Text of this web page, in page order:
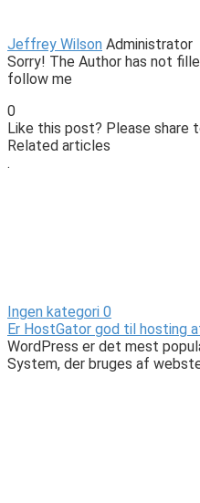
Jeffrey Wilson Administrator
Sorry! The Author has not
follow me
0
Like this post? Please share
Related articles
.
Ingen kategori 0
Er HostGator god til hosting
WordPress er det mest
System, der bruges af